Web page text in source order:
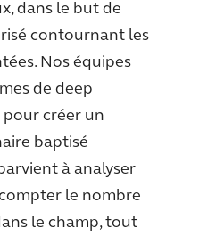
dans le but de
contournant les
Nos équipes
de deep
pour créer un
baptisé
à analyser
le nombre
le champ, tout